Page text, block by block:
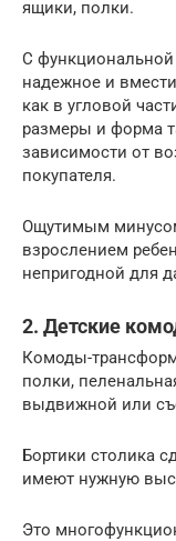
ящики, полки.
С функциональной
надежное и
как в угловой
размеры и форма
зависимости от
покупателя.
Ощутимым
взрослением
непригодной для
2. Детские
Комоды-
полки,
выдвижной или
Бортики столика
имеют нужную
Это